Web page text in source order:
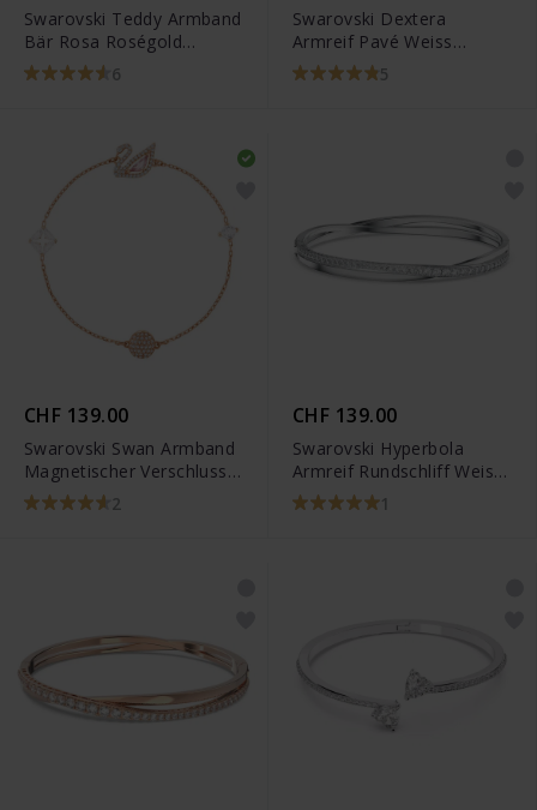
Swarovski Teddy Armband
Bär Rosa Roségold
Legierungsschicht -
5642978
6
Swarovski Dextera
Armreif Pavé Weiss
Roségold
Legierungsschicht
5
CHF 139.00
Swarovski Swan Armband
Magnetischer Verschluss
Schwan Rosa Roségold
Legierungsschicht
2
CHF 139.00
Swarovski Hyperbola
Armreif Rundschliff Weiss
Rhodiniert 1